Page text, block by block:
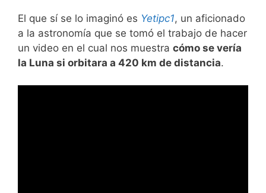
El que sí se lo imaginó es Yetipc1, un aficionado
a la astronomía que se tomó el trabajo de hacer
un video en el cual nos muestra cómo se vería
la Luna si orbitara a 420 km de distancia.